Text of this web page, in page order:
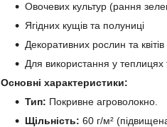
Овочевих культур (рання
Ягідних кущів та полуниці
Декоративних рослин та квітів
Для використання у теплицях
Основні характеристики:
Тип: Покривне агроволокно.
Щільність: 60 г/м²